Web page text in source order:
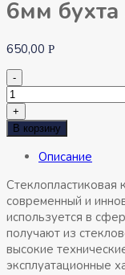
6мм
650,00 Р
-
Количество
товара
Арматура
стеклопластиковая
6мм
50м
+
В корзину
Описание
Стеклопластиковая
современный и
используется в
получают из
высокие
эксплуатационные